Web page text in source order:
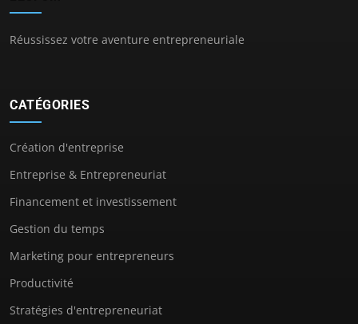
Réussissez votre aventure entrepreneuriale
CATÉGORIES
Création d'entreprise
Entreprise & Entrepreneuriat
Financement et investissement
Gestion du temps
Marketing pour entrepreneurs
Productivité
Stratégies d'entrepreneuriat